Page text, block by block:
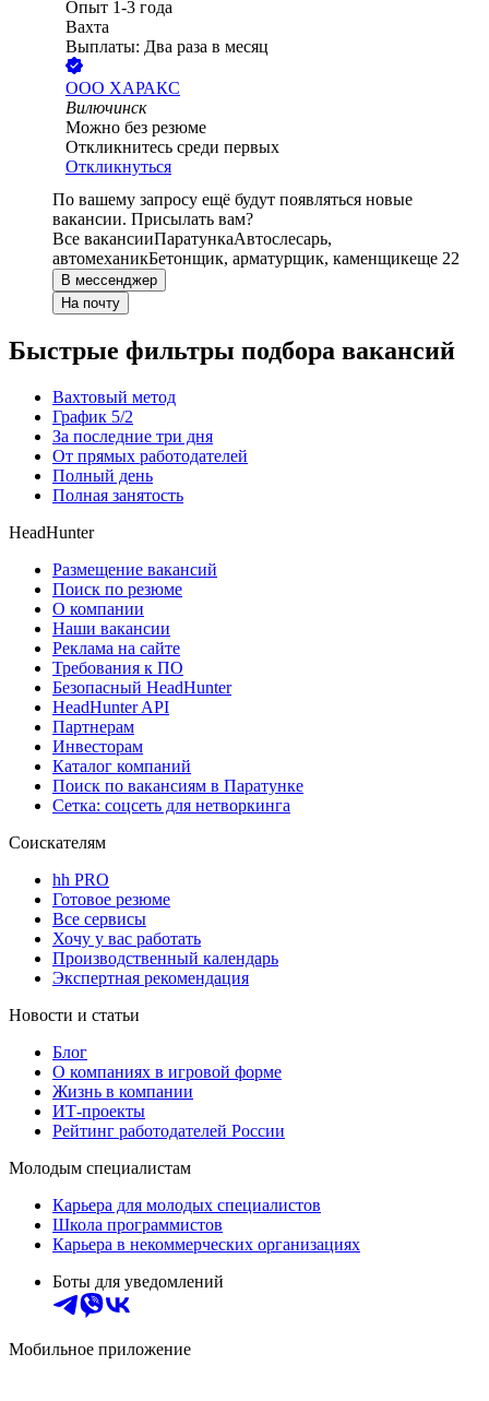
Опыт 1-3 года
Вахта
Выплаты: Два раза в месяц
ООО ХАРАКС
Вилючинск
Можно без резюме
Откликнитесь среди первых
Откликнуться
По вашему запросу ещё будут появляться новые
вакансии. Присылать вам?
Все вакансииПаратункаАвтослесарь,
автомеханикБетонщик, арматурщик, каменщикеще 22
В мессенджер
На почту
Быстрые фильтры подбора вакансий
Вахтовый метод
График 5/2
За последние три дня
От прямых работодателей
Полный день
Полная занятость
HeadHunter
Размещение вакансий
Поиск по резюме
О компании
Наши вакансии
Реклама на сайте
Требования к ПО
Безопасный HeadHunter
HeadHunter API
Партнерам
Инвесторам
Каталог компаний
Поиск по вакансиям в Паратунке
Сетка: соцсеть для нетворкинга
Соискателям
hh PRO
Готовое резюме
Все сервисы
Хочу у вас работать
Производственный календарь
Экспертная рекомендация
Новости и статьи
Блог
О компаниях в игровой форме
Жизнь в компании
ИТ-проекты
Рейтинг работодателей России
Молодым специалистам
Карьера для молодых специалистов
Школа программистов
Карьера в некоммерческих организациях
Боты для уведомлений
Мобильное приложение